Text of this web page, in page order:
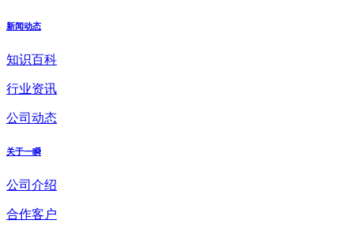
新闻动态
知识百科
行业资讯
公司动态
关于一瞬
公司介绍
合作客户